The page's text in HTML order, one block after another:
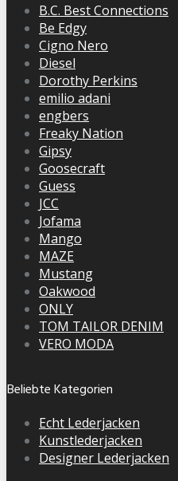
B.C. Best Connections
Be Edgy
Cigno Nero
Diesel
Dorothy Perkins
emilio adani
engbers
Freaky Nation
Gipsy
Goosecraft
Guess
JCC
Jofama
Mango
MAZE
Mustang
Oakwood
ONLY
TOM TAILOR DENIM
VERO MODA
Beliebte Kategorien
Echt Lederjacken
Kunstlederjacken
Designer Lederjacken